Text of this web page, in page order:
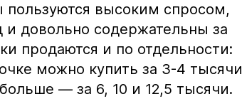
пользуются высоким спросом,
и довольно содержательны за
продаются и по отдельности:
можно купить за 3-4 тысячи
— за 6, 10 и 12,5 тысячи.